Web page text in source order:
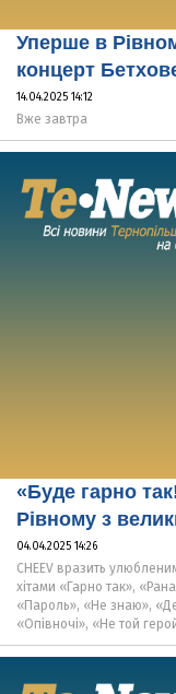
Уперше в
концерт
14.04.2025 14:12
Вже завтра
«Буде гарно
Рівному з
04.04.2025 14:26
CHEEV вразить
хітами «Гарно так»,
«Пароль», «Не знаю»,
«Опівночі», «Не той